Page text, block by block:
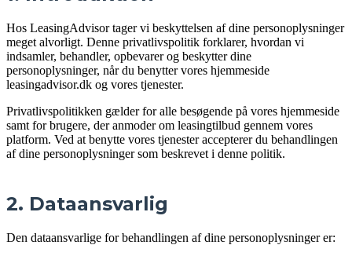
Hos LeasingAdvisor tager vi beskyttelsen af dine personoplysninger
meget alvorligt. Denne privatlivspolitik forklarer, hvordan vi
indsamler, behandler, opbevarer og beskytter dine
personoplysninger, når du benytter vores hjemmeside
leasingadvisor.dk og vores tjenester.
Privatlivspolitikken gælder for alle besøgende på vores hjemmeside
samt for brugere, der anmoder om leasingtilbud gennem vores
platform. Ved at benytte vores tjenester accepterer du behandlingen
af dine personoplysninger som beskrevet i denne politik.
2. Dataansvarlig
Den dataansvarlige for behandlingen af dine personoplysninger er: